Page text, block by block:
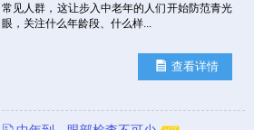
常见人群，这让步入中老年的人们开始防范青光
眼，关注什么年龄段、什么样...
查看详情